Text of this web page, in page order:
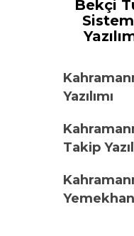
Bekçi
Yazılımı
Takip